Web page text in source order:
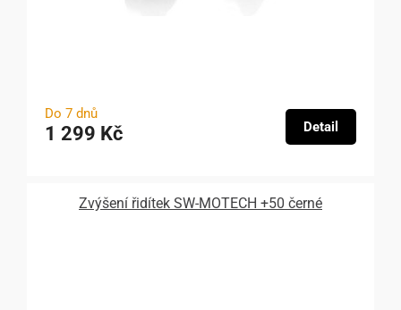
Do 7 dnů
1 299 Kč Detail
Zvýšení řidítek SW-MOTECH +50 černé